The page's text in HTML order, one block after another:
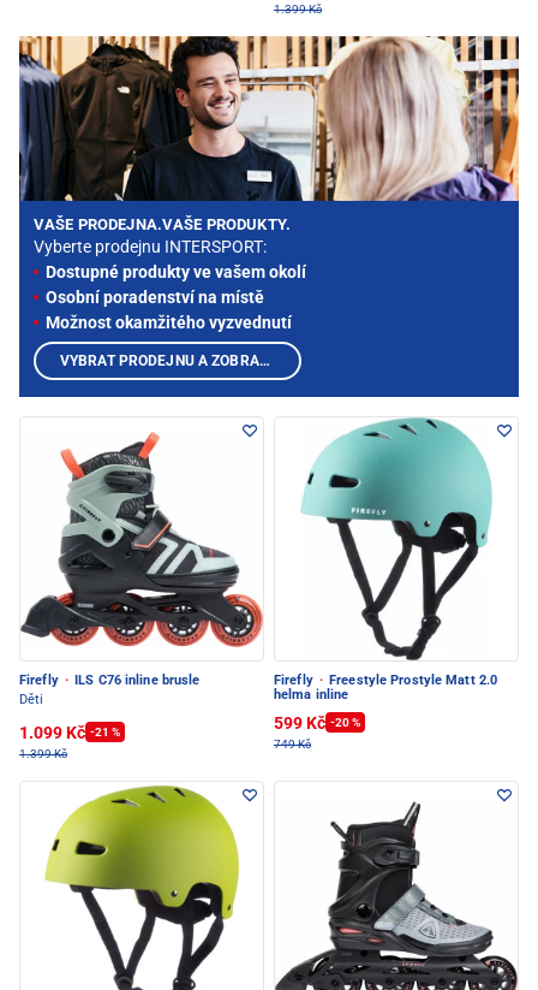
1.399 Kč
Firefly ·
ILS C76 inline brusle
Děti
1.099 Kč -21 %
1.399 Kč
Firefly · Freestyle Prostyle Matt 2.0
helma inline
599 Kč -20 %
749 Kč
VAŠE PRODEJNA.VAŠE PRODUKTY.
Vyberte prodejnu INTERSPORT:
Dostupné produkty ve vašem okolí
Osobní poradenství na místě
Možnost okamžitého vyzvednutí
VYBRAT PRODEJNU A ZOBRAZIT PRODUKTY